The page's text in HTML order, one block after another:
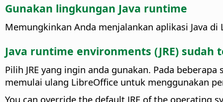
Gunakan lingkungan Java runtime
Memungkinkan Anda menjalankan aplikasi Java di
Java runtime environments (JRE) sudah
Pilih JRE yang ingin anda gunakan. Pada
memulai ulang LibreOffice untuk menggunakan
You can override the default JRE of the operating